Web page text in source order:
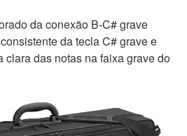
da conexão B-C# grave
da tecla C# grave e
clara das notas na faixa grave do